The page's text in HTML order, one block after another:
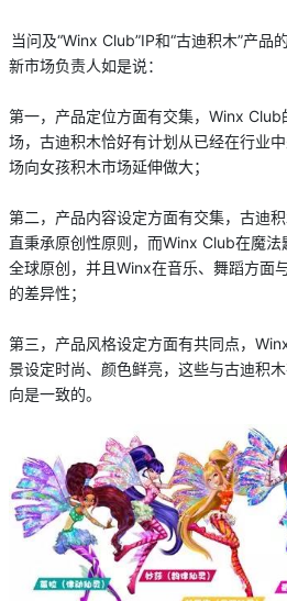
当问及“Winx Club”IP和“古迪积木”产品
新市场负责人如是说：
第一，产品定位方面有交集，Winx
场，古迪积木恰好有计划从已经在行业
场向女孩积木市场延伸做大；
第二，产品内容设定方面有交集，古迪
直秉承原创性原则，而Winx Club在魔
全球原创，并且Winx在音乐、舞蹈方面
的差异性；
第三，产品风格设定方面有共同点，
景设定时尚、颜色鲜亮，这些与古迪积
向是一致的。